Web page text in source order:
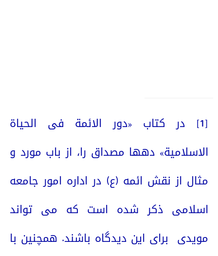
[1]
در کتاب «دور الائمة فی الحیاة
الاسلامیة» دهها مصداق را، از باب مورد و
مثال از نقش ائمه (ع) در اداره امور جامعه
اسلامی ذکر شده است که می تواند
مویدی برای این دیدگاه باشند. همچنین با